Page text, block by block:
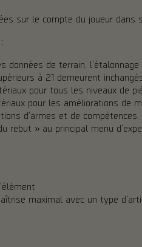
sur le compte du joueur dans
données de terrain,
à 21 demeurent
pour tous les niveaux de
pour les améliorations de
d'armes et de compétences.
rebut » au principal menu
maximal avec un type